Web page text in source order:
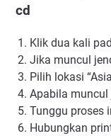
cd
Klik dua kali
Jika muncul
Pilih lokasi
Apabila muncul
Tunggu proses
Hubungkan